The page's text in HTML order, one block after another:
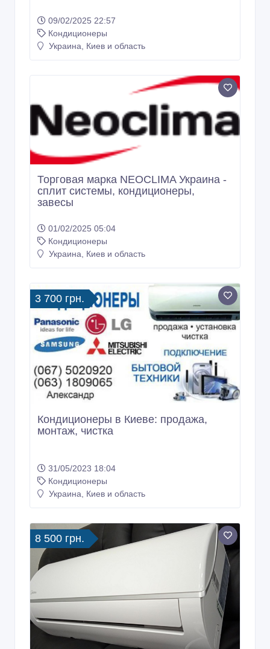
09/02/2025 22:57
Кондиционеры
Украина, Киев и область
Торговая марка NEOCLIMA Украина -
сплит системы, кондиционеры,
завесы
01/02/2025 05:04
Кондиционеры
Украина, Киев и область
3 700 грн.
Кондиционеры в Киеве: продажа,
монтаж, чистка
31/05/2023 18:04
Кондиционеры
Украина, Киев и область
8 500 грн.